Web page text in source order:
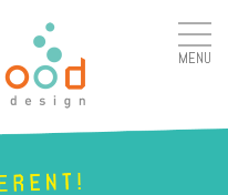
MENU